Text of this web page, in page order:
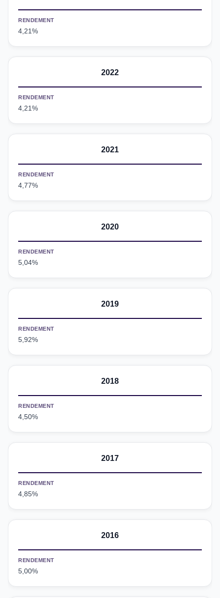
RENDEMENT
4,21%
2022
RENDEMENT
4,21%
2021
RENDEMENT
4,77%
2020
RENDEMENT
5,04%
2019
RENDEMENT
5,92%
2018
RENDEMENT
4,50%
2017
RENDEMENT
4,85%
2016
RENDEMENT
5,00%